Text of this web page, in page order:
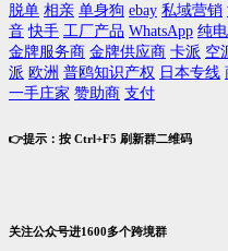
脱单 相亲 单身狗 ebay 私域营销
音 快手 工厂产品 WhatsApp 纯
金牌服务商 金牌供应商 卡派 空
派 欧洲 普鸥知识产权 日本专线
一手庄家 赞助商 支付
👉提示：按 Ctrl+F5 刷新群二维码
关注公众号进1600多个跨境群